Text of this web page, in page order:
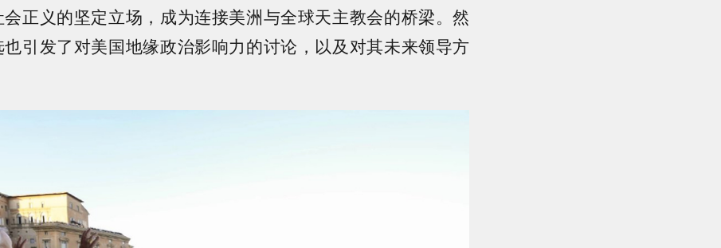
正义的坚定立场，成为连接美洲与全球天主教会的桥梁。然
引发了对美国地缘政治影响力的讨论，以及对其未来领导方